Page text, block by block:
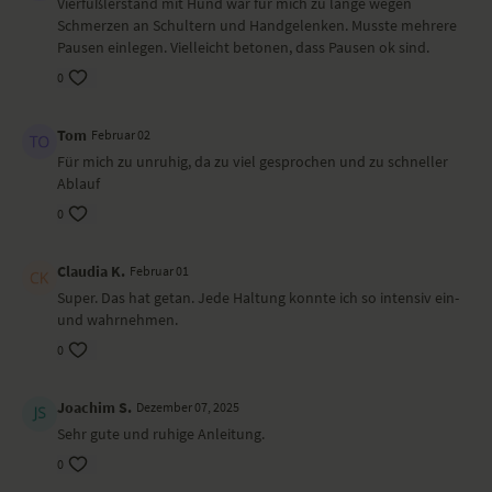
Berghaltung – Tadasana
Stuhl – Utkatasana
Tiefer Ausfallschritt – Anjaneyasana
Hoher Ausfallschritt – Alanasana
Kobra – Bhujangasana
Krieger II – Virabhadrasana II
Stockhaltung – Dandasana
Krokodil Variante – Makrasana
Wirkung und Vorteile der Yoga-
Übungs-Sequenz
Mit dieser Sequenz baust du Kraft und Beweglichkeit auf und
entwickelst Körper- und Atembewusstsein.
Besonders zu beachten bei diesem
Yoga-Video
Gehe immer nur so weit, wie es sich für dich gut anfühlt und finde
deinen eigenen Atemrhythmus.
Schmerzen an Schultern und Handgelenken. Musste mehrere
Pausen einlegen. Vielleicht betonen, dass Pausen ok sind.
0
Tom Februar 02
Für mich zu unruhig, da zu viel gesprochen und zu schneller
Ablauf
0
Claudia K. Februar 01
Super. Das hat getan. Jede Haltung konnte ich so intensiv ein-
und wahrnehmen.
0
Joachim S. Dezember 07, 2025
Sehr gute und ruhige Anleitung.
0